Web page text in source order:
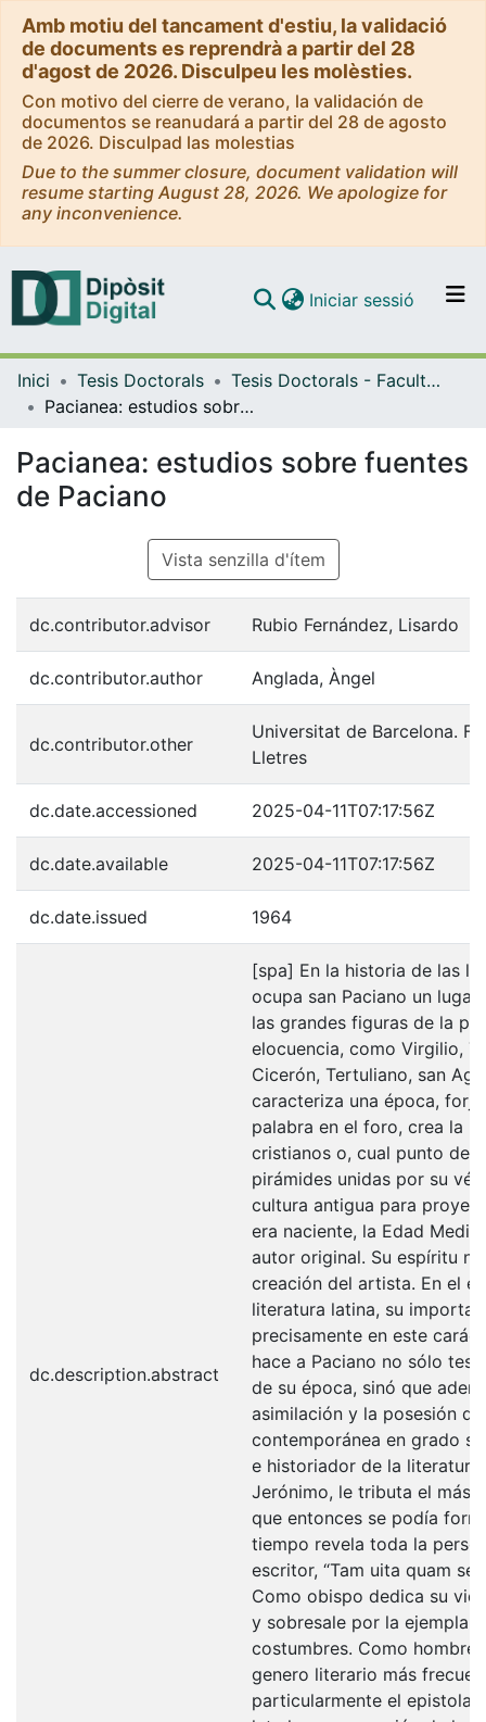
Amb motiu del tancament d'estiu, la validació
de documents es reprendrà a partir del 28
d'agost de 2026. Disculpeu les molèsties.
Con motivo del cierre de verano, la validación de
documentos se reanudará a partir del 28 de agosto
de 2026. Disculpad las molestias
Due to the summer closure, document validation will
resume starting August 28, 2026. We apologize for
any inconvenience.
Navega per tot el DD
Contacte
Iniciar sessió (current)
Inici Tesis Doctorals
Tesis Doctorals - Facultat - Filosofia i Lletres
Pacianea: estudios sobre fuentes de Paciano
Pacianea: estudios sobre fuentes
de Paciano
Vista senzilla d'ítem
dc.contributor.advisor Rubio Fernández, Lisardo
dc.contributor.author Anglada, Àngel
dc.contributor.other
Universitat de Barcelona.
Lletres
dc.date.accessioned 2025-04-11T07:17:56Z
dc.date.available 2025-04-11T07:17:56Z
dc.date.issued 1964
dc.description.abstract
[spa] En la historia de las
ocupa san Paciano un
las grandes figuras de la
elocuencia, como Virgilio,
Cicerón, Tertuliano, san
caracteriza una época,
palabra en el foro, crea la
cristianos o, cual punto de
pirámides unidas por su
cultura antigua para
era naciente, la Edad
autor original. Su espíritu
creación del artista. En el
literatura latina, su
precisamente en este
hace a Paciano no sólo
de su época, sinó que
asimilación y la posesión
contemporánea en grado
e historiador de la literatura
Jerónimo, le tributa el más
que entonces se podía
tiempo revela toda la
escritor, “Tam uita quam
Como obispo dedica su
y sobresale por la
costumbres. Como hombre
genero literario más
particularmente el epistolar